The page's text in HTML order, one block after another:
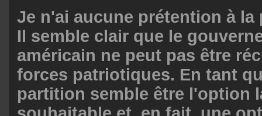
Je n'ai aucune prétention à
Il semble clair que le
américain ne peut pas être
forces patriotiques. En tant
partition semble être l'option